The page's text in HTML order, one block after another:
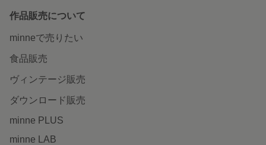
作品販売について
minneで売りたい
食品販売
ヴィンテージ販売
ダウンロード販売
minne PLUS
minne LAB